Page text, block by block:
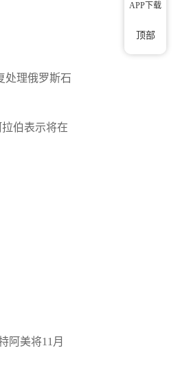
处理俄罗斯石
伯表示将在
阿美将11月
APP下载
顶部